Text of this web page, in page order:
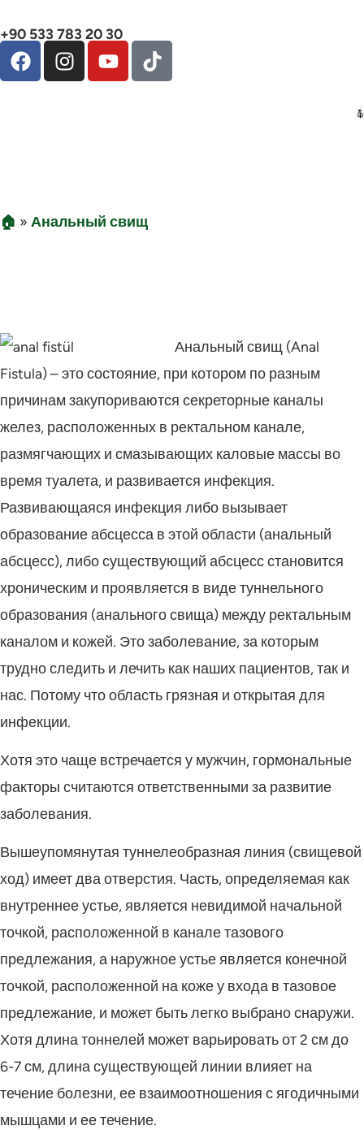
+90 533 783 20 30
🏠 » Анальный свищ
Анальный свищ (Anal
Fistula) – это состояние, при котором по разным
причинам закупориваются секреторные каналы
желез, расположенных в ректальном канале,
размягчающих и смазывающих каловые массы во
время туалета, и развивается инфекция.
Развивающаяся инфекция либо вызывает
образование абсцесса в этой области (анальный
абсцесс), либо существующий абсцесс становится
хроническим и проявляется в виде туннельного
образования (анального свища) между ректальным
каналом и кожей. Это заболевание, за которым
трудно следить и лечить как наших пациентов, так и
нас. Потому что область грязная и открытая для
инфекции.
Хотя это чаще встречается у мужчин, гормональные
факторы считаются ответственными за развитие
заболевания.
Вышеупомянутая туннелеобразная линия (свищевой
ход) имеет два отверстия. Часть, определяемая как
внутреннее устье, является невидимой начальной
точкой, расположенной в канале тазового
предлежания, а наружное устье является конечной
точкой, расположенной на коже у входа в тазовое
предлежание, и может быть легко выбрано снаружи.
Хотя длина тоннелей может варьировать от 2 см до
6-7 см, длина существующей линии влияет на
течение болезни, ее взаимоотношения с ягодичными
мышцами и ее течение.